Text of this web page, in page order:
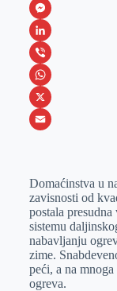
F
a
c
e
b
o
M
e
s
s
e
e
r
L
i
n
k
I
n
V
i
b
W
h
s
A
p
p
X
a
i
l
Domaćinstva u
zavisnosti od
postala
sistemu
nabavljanju
zime.
peći, a na
ogreva.